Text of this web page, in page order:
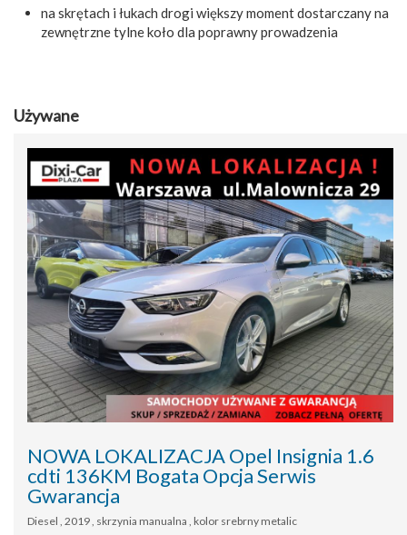
na skrętach i łukach drogi większy moment dostarczany na
zewnętrzne tylne koło dla poprawny prowadzenia
Używane
NOWA LOKALIZACJA Opel Insignia 1.6
cdti 136KM Bogata Opcja Serwis
Gwarancja
Diesel , 2019 , skrzynia manualna , kolor srebrny metalic